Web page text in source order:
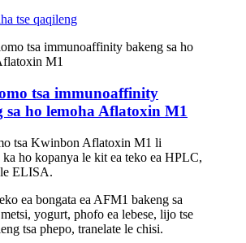
tse qaqileng
tsa immunoaffinity
sa ho lemoha Aflatoxin M1
tsa Kwinbon Aflatoxin M1 li
ka ho kopanya le kit ea teko ea HPLC,
ELISA.
ea bongata ea AFM1 bakeng sa
yogurt, phofo ea lebese, lijo tse
tsa phepo, tranelate le chisi.